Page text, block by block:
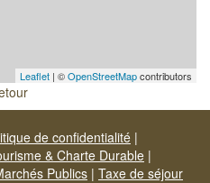
Leaflet | ©OpenStreetMapcontributors
de confidentialité |
& Charte Durable |
Publics | Taxe de séjour